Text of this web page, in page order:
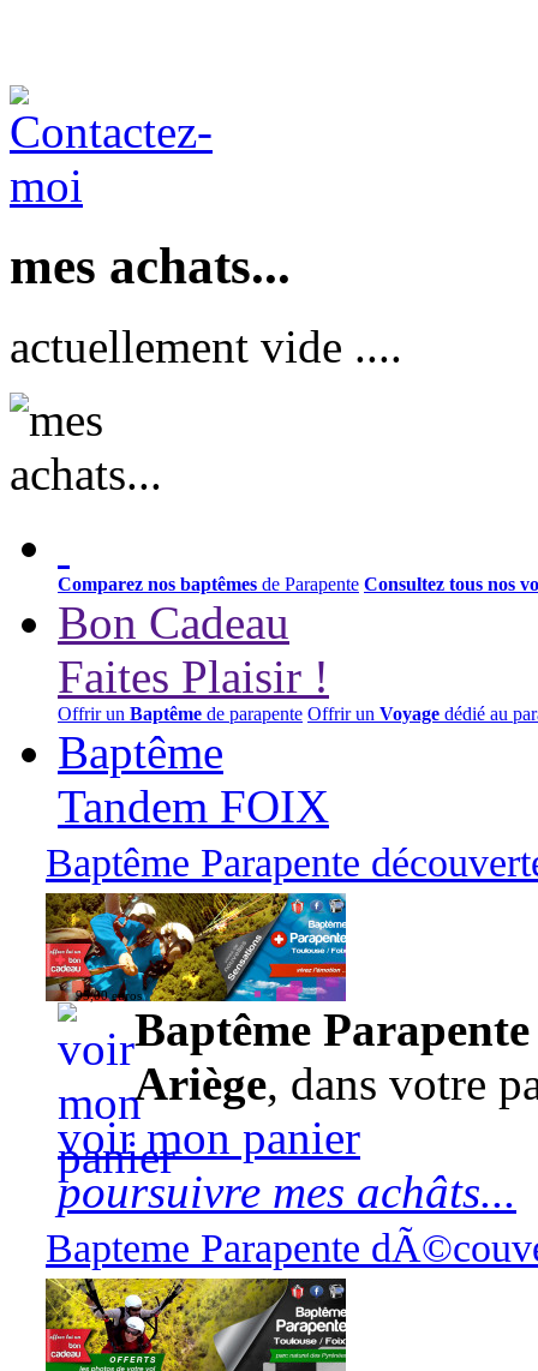
mes achats...
actuellement vide ....
Comparez nos baptêmes de Parapente Consultez tous nos
Bon Cadeau
Faites Plaisir !
Offrir un Baptême de parapente Offrir un Voyage dédié au
Baptême
Tandem FOIX
Baptême Parapente
95,00 euros
Baptême
Ariège, dans votre
voir mon panier
poursuivre mes achâts...
Bapteme Parapente